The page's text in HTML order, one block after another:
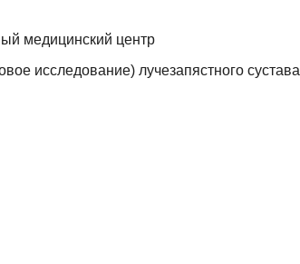
медицинский центр
исследование) лучезапястного сустава